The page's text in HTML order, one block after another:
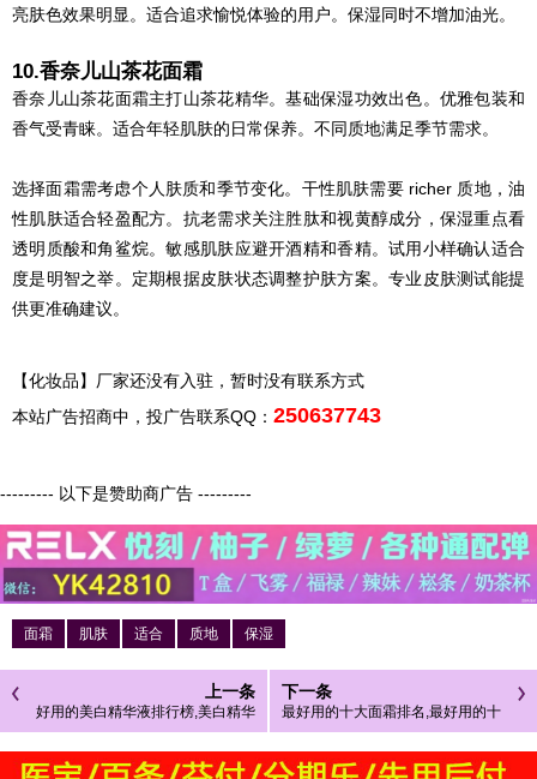
亮肤色效果明显。适合追求愉悦体验的用户。保湿同时不增加油光。
10.香奈儿山茶花面霜
香奈儿山茶花面霜主打山茶花精华。基础保湿功效出色。优雅包装和
香气受青睐。适合年轻肌肤的日常保养。不同质地满足季节需求。
选择面霜需考虑个人肤质和季节变化。干性肌肤需要 richer 质地，油
性肌肤适合轻盈配方。抗老需求关注胜肽和视黄醇成分，保湿重点看
透明质酸和角鲨烷。敏感肌肤应避开酒精和香精。试用小样确认适合
度是明智之举。定期根据皮肤状态调整护肤方案。专业皮肤测试能提
供更准确建议。
【化妆品】厂家还没有入驻，暂时没有联系方式
本站广告招商中，投广告联系QQ： 250637743
--------- 以下是赞助商广告 ---------
面霜 肌肤 适合 质地 保湿
上一条
好用的美白精华液排行榜,美白精华
下一条
最好用的十大面霜排名,最好用的十